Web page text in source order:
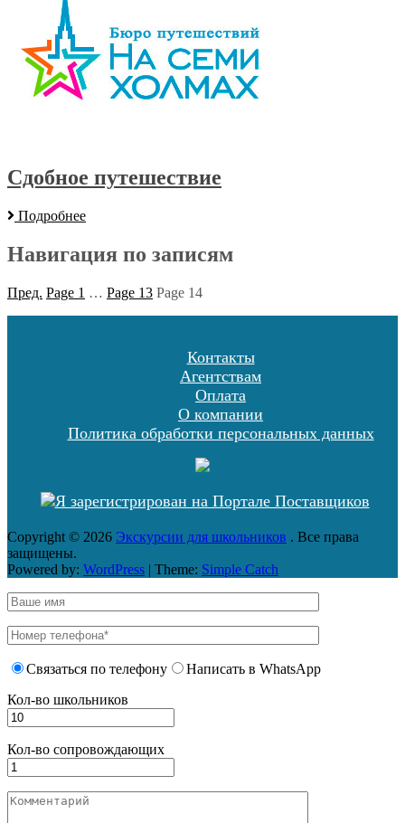
Сдобное путешествие
Подробнее
Навигация по записям
Пред. Page 1 … Page 13 Page 14
Контакты
Агентствам
Оплата
О компании
Политика обработки персональных данных
Copyright © 2026 Экскурсии для школьников . Все права
защищены.
Powered by: WordPress | Theme: Simple Catch
Связаться по телефону
Написать в WhatsApp
Кол-во школьников
Кол-во сопровождающих